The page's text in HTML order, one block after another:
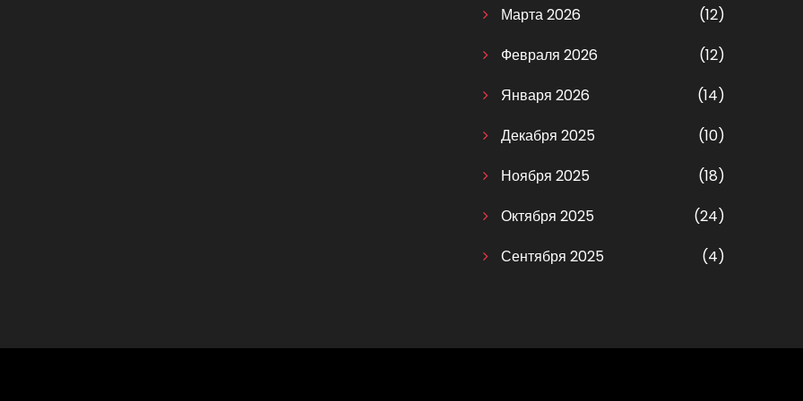
Марта 2026
(12)
Февраля 2026
(12)
Января 2026
(14)
Декабря 2025
(10)
Ноября 2025
(18)
Октября 2025
(24)
Сентября 2025
(4)